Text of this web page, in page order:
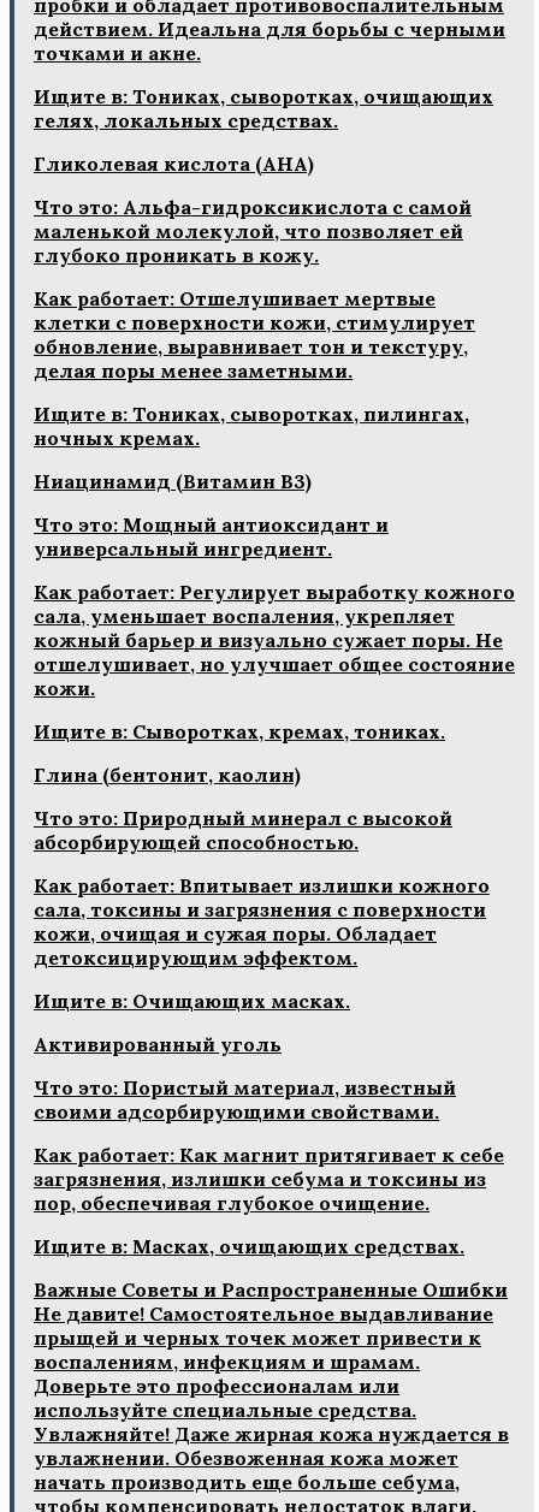
пробки и обладает противовоспалительным
действием. Идеальна для борьбы с черными
точками и акне.
Ищите в: Тониках, сыворотках, очищающих
гелях, локальных средствах.
Гликолевая кислота (AHA)
Что это: Альфа-гидроксикислота с самой
маленькой молекулой, что позволяет ей
глубоко проникать в кожу.
Как работает: Отшелушивает мертвые
клетки с поверхности кожи, стимулирует
обновление, выравнивает тон и текстуру,
делая поры менее заметными.
Ищите в: Тониках, сыворотках, пилингах,
ночных кремах.
Ниацинамид (Витамин B3)
Что это: Мощный антиоксидант и
универсальный ингредиент.
Как работает: Регулирует выработку кожного
сала, уменьшает воспаления, укрепляет
кожный барьер и визуально сужает поры. Не
отшелушивает, но улучшает общее состояние
кожи.
Ищите в: Сыворотках, кремах, тониках.
Глина (бентонит, каолин)
Что это: Природный минерал с высокой
абсорбирующей способностью.
Как работает: Впитывает излишки кожного
сала, токсины и загрязнения с поверхности
кожи, очищая и сужая поры. Обладает
детоксицирующим эффектом.
Ищите в: Очищающих масках.
Активированный уголь
Что это: Пористый материал, известный
своими адсорбирующими свойствами.
Как работает: Как магнит притягивает к себе
загрязнения, излишки себума и токсины из
пор, обеспечивая глубокое очищение.
Ищите в: Масках, очищающих средствах.
Важные Советы и Распространенные Ошибки
Не давите! Самостоятельное выдавливание
прыщей и черных точек может привести к
воспалениям, инфекциям и шрамам.
Доверьте это профессионалам или
используйте специальные средства.
Увлажняйте! Даже жирная кожа нуждается в
увлажнении. Обезвоженная кожа может
начать производить еще больше себума,
чтобы компенсировать недостаток влаги.